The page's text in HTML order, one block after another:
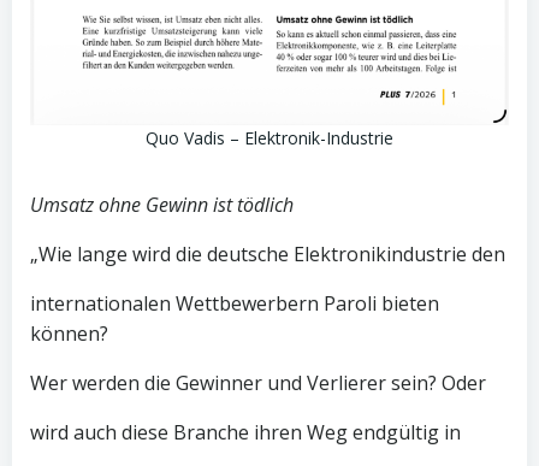
Quo Vadis – Elektronik-Industrie
Umsatz ohne Gewinn ist tödlich
„Wie lange wird die deutsche Elektronikindustrie den
internationalen Wettbewerbern Paroli bieten
können?
Wer werden die Gewinner und Verlierer sein? Oder
wird auch diese Branche ihren Weg endgültig in